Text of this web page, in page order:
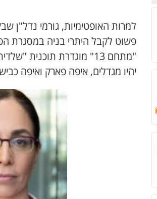
למרות האופטימיות, גורמי נדל"ן
פשוט לקבל היתרי בניה במסגרת
"מתחם 13" מוגדרת
יהיו מגדלים, איפה פארק ואיפה